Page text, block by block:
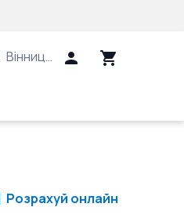
Вінницький район, Вінницька
Розрахуй онлайн